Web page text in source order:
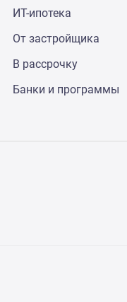
ИТ-ипотека
От застройщика
В рассрочку
Банки и программы